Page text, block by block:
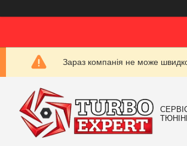
Зараз компанія не може